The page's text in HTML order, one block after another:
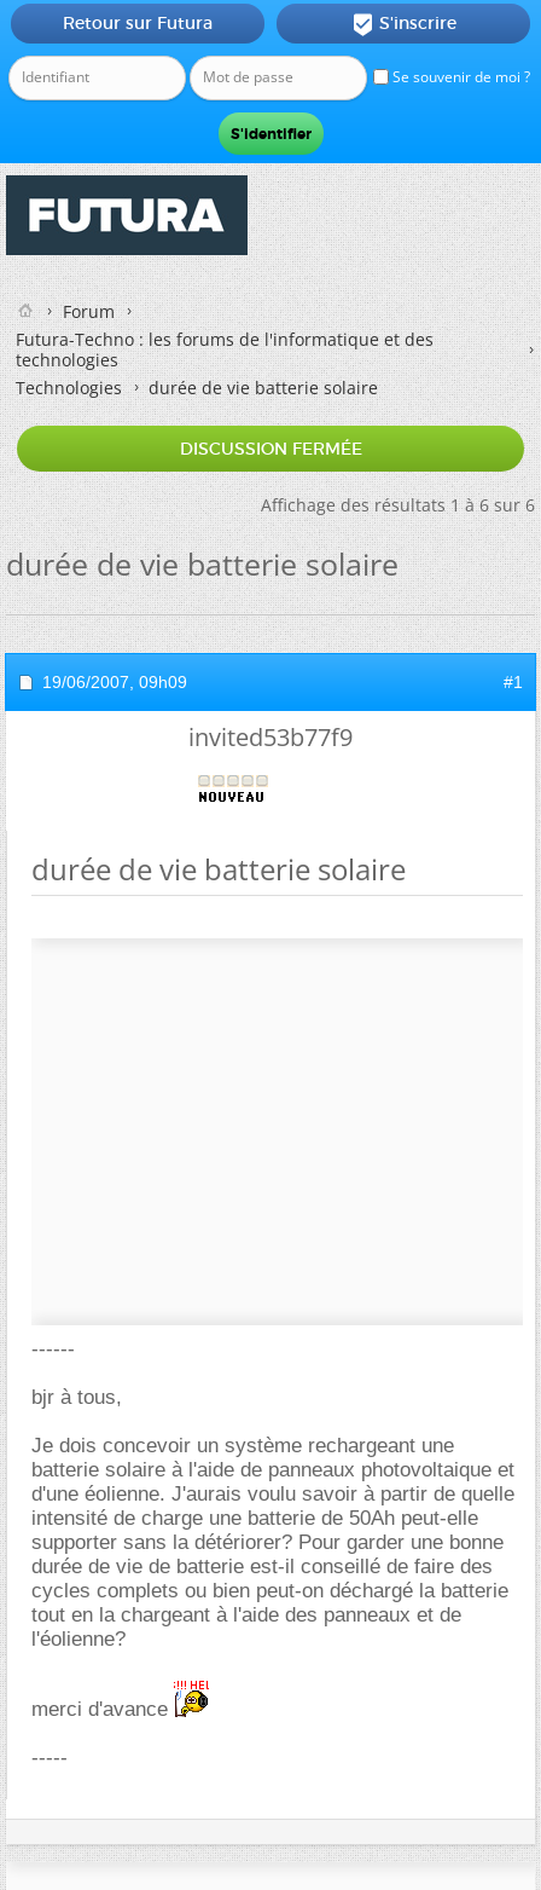
Se souvenir de moi ?
Retour sur Futura  S'inscrire
Forum
Futura-Techno : les forums de l'informatique et des
technologies
Technologies
durée de vie batterie solaire
DISCUSSION FERMÉE
Affichage des résultats 1 à 6 sur 6
durée de vie batterie solaire
19/06/2007, 09h09 #1
invited53b77f9
durée de vie batterie solaire
------
bjr à tous,
Je dois concevoir un système rechargeant une
batterie solaire à l'aide de panneaux photovoltaique et
d'une éolienne. J'aurais voulu savoir à partir de quelle
intensité de charge une batterie de 50Ah peut-elle
supporter sans la détériorer? Pour garder une bonne
durée de vie de batterie est-il conseillé de faire des
cycles complets ou bien peut-on déchargé la batterie
tout en la chargeant à l'aide des panneaux et de
l'éolienne?
merci d'avance
-----